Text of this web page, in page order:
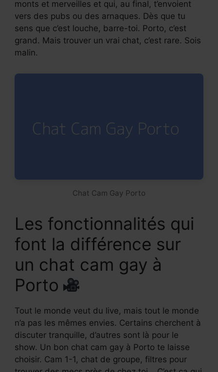
monts et merveilles et qui, au final, t’envoient
vers des pubs ou des arnaques. Dès que tu
sens que c’est louche, barre-toi. Porto, c’est
grand. Mais trouver un vrai chat, c’est rare. Sois
malin.
Chat Cam Gay Porto
Les fonctionnalités qui
font la différence sur
un chat cam gay à
Porto
Tout le monde veut du live, mais tout le monde
n’a pas les mêmes envies. Certains cherchent à
discuter tranquille, d’autres sont là pour le
show. Un bon chat cam gay à Porto te laisse
choisir. Cam 1-1, chat de groupe, filtres pour